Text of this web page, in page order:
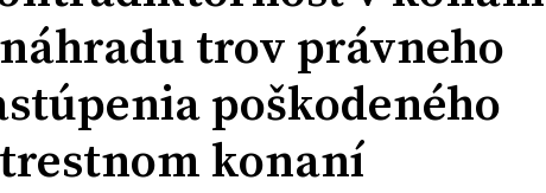
trov právneho
poškodeného
konaní